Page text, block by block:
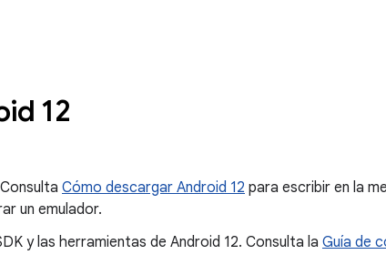
12
Cómo descargar Android 12 para escribir en la
un emulador.
y las herramientas de Android 12. Consulta la Guía de